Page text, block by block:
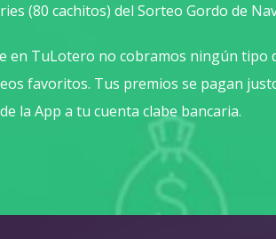
(80 cachitos) del Sorteo Gordo de
en TuLotero no cobramos ningún tipo
favoritos. Tus premios se pagan
la App a tu cuenta clabe bancaria.